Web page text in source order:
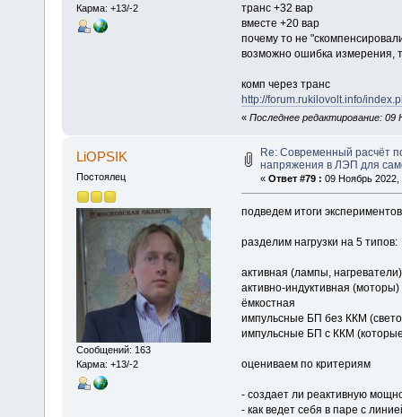
Карма: +13/-2
транс +32 вар
вместе +20 вар
почему то не
возможно ошибка измерения,
комп через транс
http://forum.rukilovolt.info/
« Последнее редактирование: 09
LiOPSIK
Постоялец
Сообщений: 163
Карма: +13/-2
Re: Современный расчёт
напряжения в ЛЭП для
« Ответ #79 : 09 Ноябрь 2022,
подведем итоги экспериментов
разделим нагрузки на 5 типов:
активная (лампы, нагреватели)
активно-индуктивная (моторы)
ёмкостная
импульсные БП без ККМ
импульсные БП с ККМ
оцениваем по критериям
- создает ли реактивную
- как ведет себя в паре с